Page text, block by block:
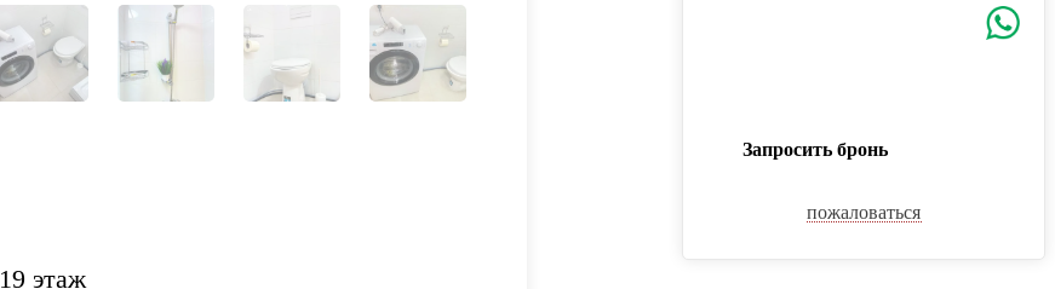
19 этаж
Запросить бронь
пожаловаться